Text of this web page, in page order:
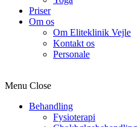
Priser
Om os
Om Eliteklinik Vejle
Kontakt os
Personale
Menu Close
Behandling
Fysioterapi